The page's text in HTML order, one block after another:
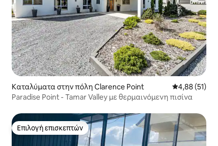
Καταλύματα στην πόλη Clarence Point Μέση
4,88 (51)
Paradise Point - Tamar Valley με θερμαινόμενη πισίνα
Επιλογή επισκεπτών
Επιλογή επισκεπτών